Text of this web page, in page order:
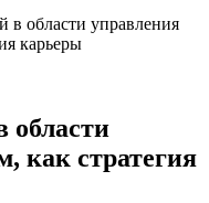
в области управления
карьеры
области
как стратегия